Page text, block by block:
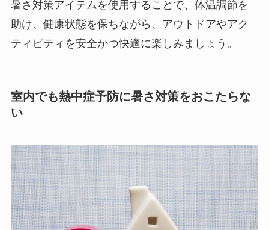
暑さ対策アイテムを使用することで、体温調節を
助け、健康状態を保ちながら、アウトドアやアク
ティビティを安全かつ快適に楽しみましょう。
室内でも熱中症予防に暑さ対策をおこたらな
い